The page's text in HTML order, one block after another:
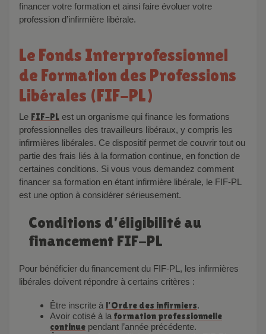
financer votre formation et ainsi faire évoluer votre
profession d’infirmière libérale.
Le Fonds Interprofessionnel
de Formation des Professions
Libérales (FIF-PL)
Le FIF-PL est un organisme qui finance les formations
professionnelles des travailleurs libéraux, y compris les
infirmières libérales. Ce dispositif permet de couvrir tout ou
partie des frais liés à la formation continue, en fonction de
certaines conditions. Si vous vous demandez comment
financer sa formation en étant infirmière libérale, le FIF-PL
est une option à considérer sérieusement.
Conditions d’éligibilité au
financement FIF-PL
Pour bénéficier du financement du FIF-PL, les infirmières
libérales doivent répondre à certains critères :
Être inscrite à l’Ordre des infirmiers.
Avoir cotisé à laformation professionnelle
continue pendant l’année précédente.